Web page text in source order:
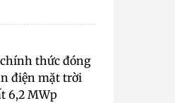
thức đóng
điện mặt trời
6,2 MWp